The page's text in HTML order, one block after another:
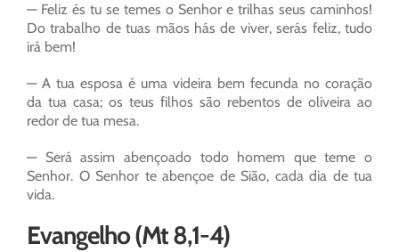
— Feliz és tu se temes o Senhor e trilhas seus caminhos!
Do trabalho de tuas mãos hás de viver, serás feliz, tudo
irá bem!
— A tua esposa é uma videira bem fecunda no coração
da tua casa; os teus filhos são rebentos de oliveira ao
redor de tua mesa.
— Será assim abençoado todo homem que teme o
Senhor. O Senhor te abençoe de Sião, cada dia de tua
vida.
Evangelho (Mt 8,1-4)